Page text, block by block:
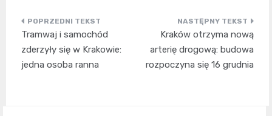
Nawigacja
wpisu
Tramwaj i samochód
zderzyły się w Krakowie:
jedna osoba ranna
Kraków otrzyma nową
arterię drogową: budowa
rozpoczyna się 16 grudnia